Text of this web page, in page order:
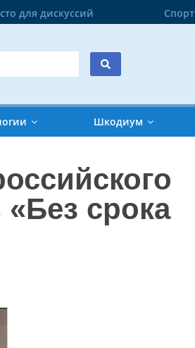
для дискуссий Спорт
Шкодиум
«Без срока